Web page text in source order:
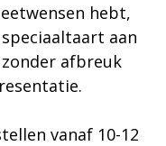
hebt,
aan
afbreuk
vanaf 10-12